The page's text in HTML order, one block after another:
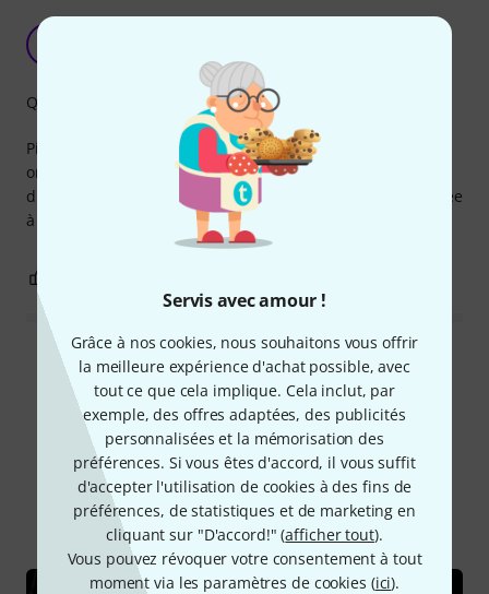
Servis avec amour !
Grâce à nos cookies, nous souhaitons vous offrir
la meilleure expérience d'achat possible, avec
tout ce que cela implique. Cela inclut, par
exemple, des offres adaptées, des publicités
personnalisées et la mémorisation des
préférences. Si vous êtes d'accord, il vous suffit
d'accepter l'utilisation de cookies à des fins de
préférences, de statistiques et de marketing en
cliquant sur "D'accord!" (afficher tout).
Vous pouvez révoquer votre consentement à tout
moment via les paramètres de cookies (ici).
Pièce de rechange d'origine. La partie la plus épaisse est
orientée vers le haut-parleur. Je déconseille l'utilisation
d'une pièce générique, car celle-ci est parfaitement adaptée
à la capsule.
Qualité de fabrication
Lire toutes les évaluations
Le saviez-vous?
Tout Guides